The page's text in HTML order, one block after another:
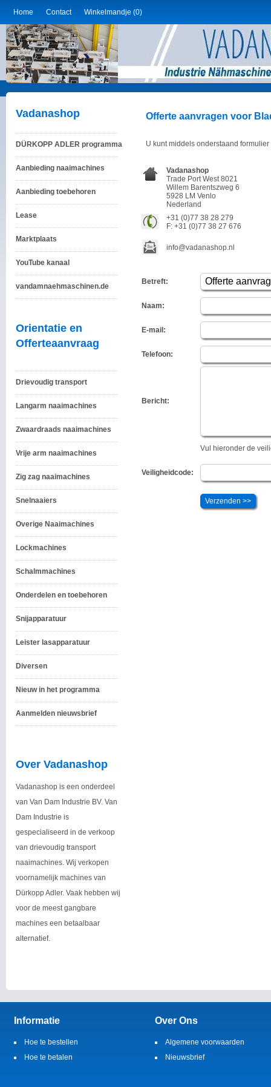
Home Contact Winkelmandje (0)
Vadanashop
DÜRKOPP ADLER programma
Aanbieding naaimachines
Aanbieding toebehoren
Lease
Marktplaats
YouTube kanaal
vandamnaehmaschinen.de
Orientatie en
Offerteaanvraag
Drievoudig transport
Langarm naaimachines
Zwaardraads naaimachines
Vrije arm naaimachines
Zig zag naaimachines
Snelnaaiers
Overige Naaimachines
Lockmachines
Schalmmachines
Onderdelen en toebehoren
Snijapparatuur
Leister lasapparatuur
Diversen
Nieuw in het programma
Aanmelden nieuwsbrief
Over Vadanashop
Vadanashop is een onderdeel
van Van Dam Industrie BV. Van
Dam Industrie is
gespecialiseerd in de verkoop
van drievoudig transport
naaimachines. Wij verkopen
voornamelijk machines van
Dürkopp Adler. Vaak hebben wij
voor de meest gangbare
machines een betaalbaar
alternatief.
Offerte aanvragen voor
U kunt middels onderstaand
Vadanashop
Trade Port West 8021
Willem Barentszweg 6
5928 LM Venlo
Nederland
+31 (0)77 38 28 279
F: +31 (0)77 38 27 676
info@vadanashop.nl
Betreft:
Naam:
E-mail:
Telefoon:
Bericht:
Vul hieronder de
Veiligheidcode:
Informatie
Hoe te bestellen
Hoe te betalen
Over Ons
Algemene voorwaarden
Nieuwsbrief